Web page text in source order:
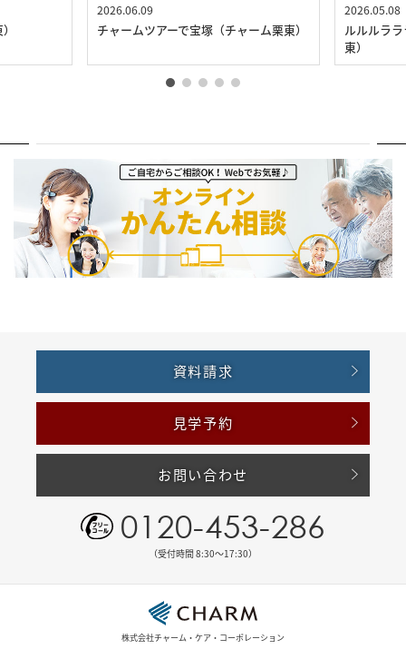
2026.06.09
チャームツアーで宝塚（チャーム栗東）
2026.05.08
ルルルラ
東）
資料請求
見学予約
お問い合わせ
0120-453-286
（受付時間 8:30〜17:30）
株式会社チャーム・ケア・コーポレーション